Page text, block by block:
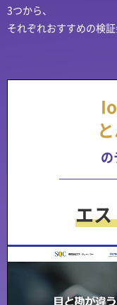
3つから、
それぞれおすすめの検
エ